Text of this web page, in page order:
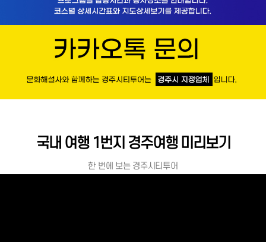
국내 여행 1번지 경주여행 미리보기
한 번에 보는 경주시티투어